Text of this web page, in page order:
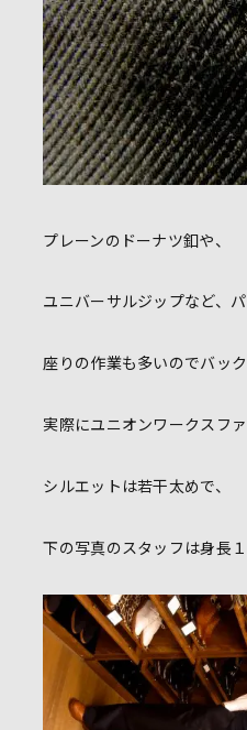
プレーンのドーナツ釦や、
ユニバーサルジップなど、パ
座りの作業も多いのでバッ
実際にユニオンワークスフ
シルエットは若干太めで、
下の写真のスタッフは身